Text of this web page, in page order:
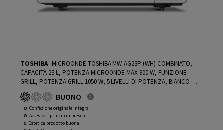
TOSHIBA MICROONDE TOSHIBA MW-AG23P (WH) COMBINATO,
CAPACITÀ 23 L, POTENZA MICROONDE MAX 900 W, FUNZIONE
GRILL, POTENZA GRILL 1050 W, 5 LIVELLI DI POTENZA, BIANCO -
PRMG GRADING OOCN - 15%
BUONO
O: Confezione originale integra
O: Accessori principali presenti
C: Estetica prodotto buona